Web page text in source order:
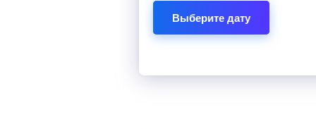
Выберите дату